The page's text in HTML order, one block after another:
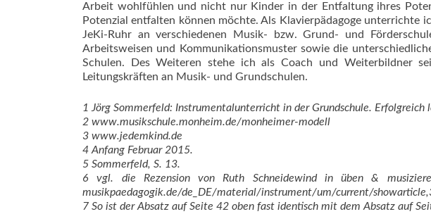
Arbeit wohlfühlen und nicht nur Kinder in der Entfaltung ihres
Potenzial entfalten können möchte. Als Klavierpädagoge unterrichte
JeKi-Ruhr an verschiedenen Musik- bzw. Grund- und
Arbeitsweisen und Kommunikationsmuster sowie die
Schulen. Des Weiteren stehe ich als Coach und Weiterbildner
Leitungskräften an Musik- und Grundschulen.
1 Jörg Sommerfeld: Instrumentalunterricht in der Grundschule.
2 www.musikschule.monheim.de/monheimer-modell
3 www.jedemkind.de
4 Anfang Februar 2015.
5 Sommerfeld, S. 13.
6 vgl. die Rezension von Ruth Schneidewind in üben &
musikpaedagogik.de/de_DE/material/instrument/um/current/
7 So ist der Absatz auf Seite 42 oben fast identisch mit dem Absatz auf